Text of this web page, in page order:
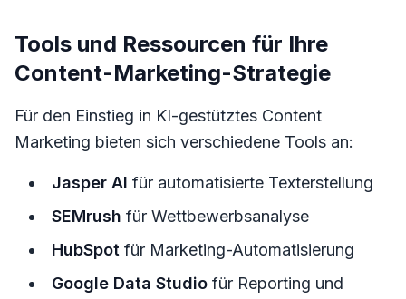
Tools und Ressourcen für Ihre
Content-Marketing-Strategie
Für den Einstieg in KI-gestütztes Content
Marketing bieten sich verschiedene Tools an:
Jasper AI für automatisierte Texterstellung
SEMrush für Wettbewerbsanalyse
HubSpot für Marketing-Automatisierung
Google Data Studio für Reporting und